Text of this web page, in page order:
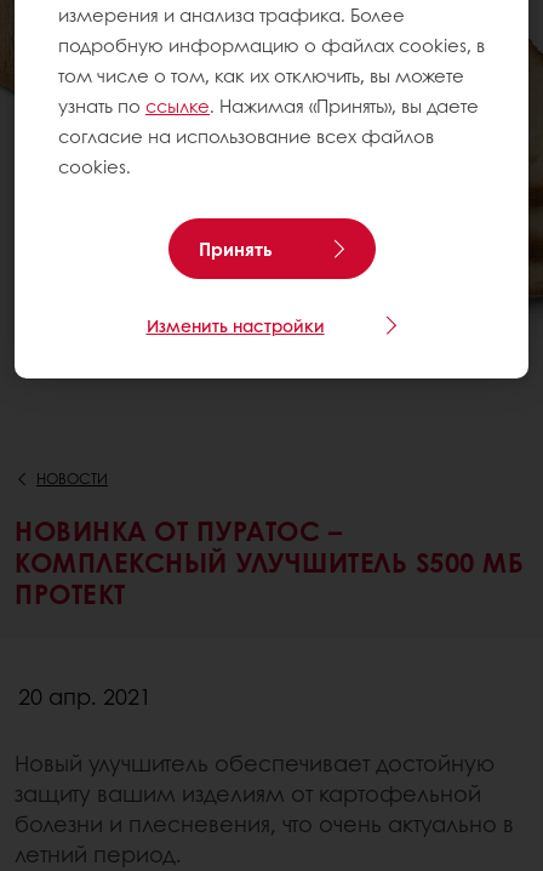
НОВОСТИ
НОВИНКА ОТ ПУРАТОС –
КОМПЛЕКСНЫЙ УЛУЧШИТЕЛЬ S500 МБ
ПРОТЕКТ
20 апр. 2021
Новый улучшитель обеспечивает достойную
защиту вашим изделиям от картофельной
болезни и плесневения, что очень актуально в
летний период.
измерения и анализа трафика. Более
подробную информацию о файлах cookies, в
том числе о том, как их отключить, вы можете
узнать по ссылке. Нажимая «Принять», вы даете
согласие на использование всех файлов
cookies.
Принять
Изменить настройки